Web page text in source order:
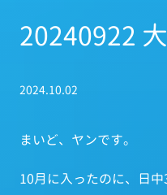
20240922
2024.10.02
まいど、ヤンです。
10月に入ったのに、日